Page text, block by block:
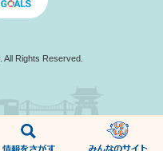
Rights Reserved.